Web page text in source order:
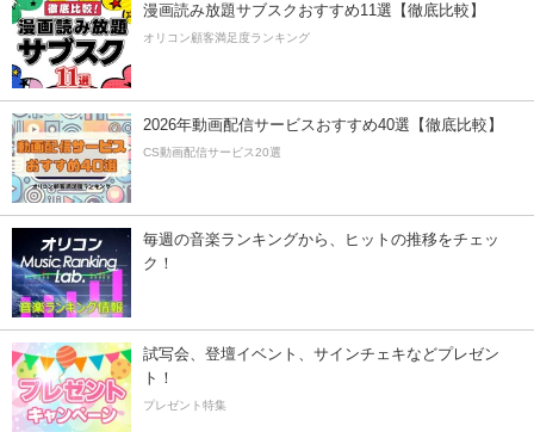
漫画読み放題サブスクおすすめ11選【徹底比較】
オリコン顧客満足度ランキング
2026年動画配信サービスおすすめ40選【徹底比較】
CS動画配信サービス20選
毎週の音楽ランキングから、ヒットの推移をチェッ
ク！
試写会、登壇イベント、サインチェキなどプレゼン
ト！
プレゼント特集